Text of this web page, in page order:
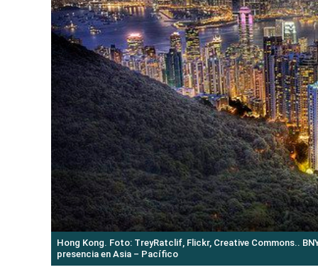
Hong Kong. Foto: TreyRatclif, Flickr, Creative Commons..
presencia en Asia – Pacífico